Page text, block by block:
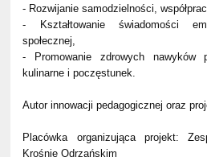
- Rozwijanie samodzielności,
- Kształtowanie świadomości
społecznej,
- Promowanie zdrowych nawyków
kulinarne i poczęstunek.
Autor innowacji pedagogicznej oraz
Placówka organizująca projekt:
Krośnie Odrzańskim